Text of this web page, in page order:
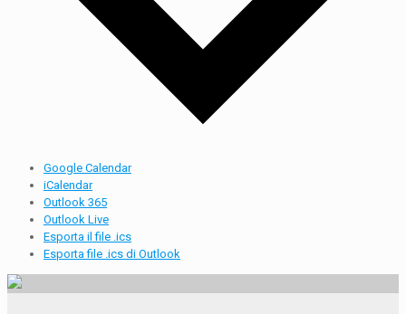
Google Calendar
iCalendar
Outlook 365
Outlook Live
Esporta il file .ics
Esporta file .ics di Outlook